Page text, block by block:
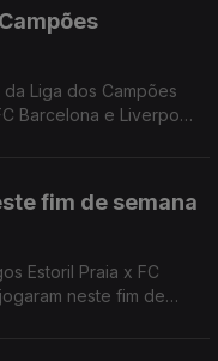
Liga dos Campões
Barcelona e Liverpool
fim de semana
Estoril Praia x FC
neste fim de